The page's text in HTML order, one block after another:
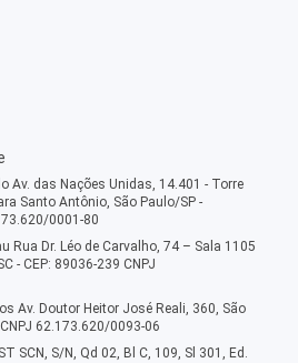
Av. das Nações Unidas, 14.401 - Torre
Santo Antônio, São Paulo/SP -
0001-80
Rua Dr. Léo de Carvalho, 74 – Sala 1105
- CEP: 89036-239 CNPJ
Av. Doutor Heitor José Reali, 360, São
62.173.620/0093-06
SCN, S/N, Qd 02, Bl C, 109, Sl 301, Ed.